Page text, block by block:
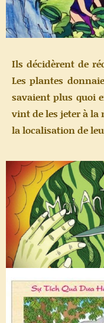
Ils décidèrent de
Les plantes
savaient plus quoi
vint de les jeter à la
la localisation de